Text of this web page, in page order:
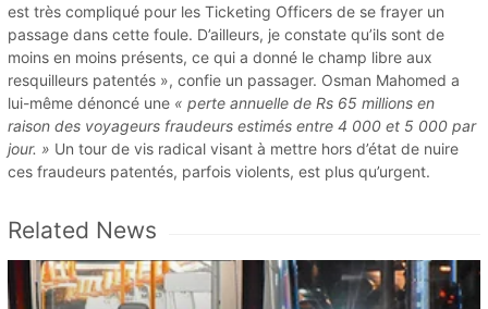
est très compliqué pour les Ticketing Officers de se frayer un
passage dans cette foule. D’ailleurs, je constate qu’ils sont de
moins en moins présents, ce qui a donné le champ libre aux
resquilleurs patentés », confie un passager. Osman Mahomed a
lui-même dénoncé une « perte annuelle de Rs 65 millions en
raison des voyageurs fraudeurs estimés entre 4 000 et 5 000 par
jour. » Un tour de vis radical visant à mettre hors d’état de nuire
ces fraudeurs patentés, parfois violents, est plus qu’urgent.
Related News